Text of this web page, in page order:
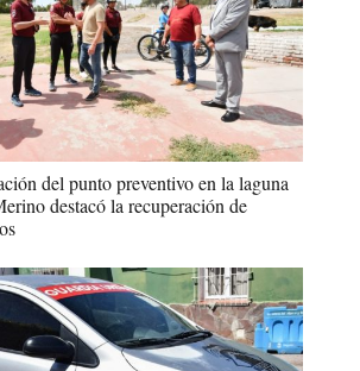
del punto preventivo en la laguna
destacó la recuperación de